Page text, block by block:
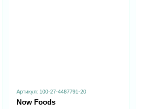
Артикул: 100-27-4487791-20
Now Foods